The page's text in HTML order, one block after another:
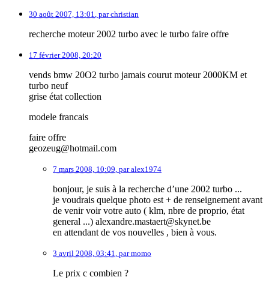
30 août 2007, 13:01, parchristian
recherche moteur 2002 turbo avec le turbo faire offre
17 février 2008, 20:20
vends bmw 20O2 turbo jamais courut moteur 2000KM et
turbo neuf
grise état collection
modele francais
faire offre
geozeug@hotmail.com
7 mars 2008, 10:09, paralex1974
bonjour, je suis à la recherche d’une 2002 turbo ...
je voudrais quelque photo est + de renseignement avant
de venir voir votre auto ( klm, nbre de proprio, état
general ...) alexandre.mastaert@skynet.be
en attendant de vos nouvelles , bien à vous.
3 avril 2008, 03:41, parmomo
Le prix c combien ?